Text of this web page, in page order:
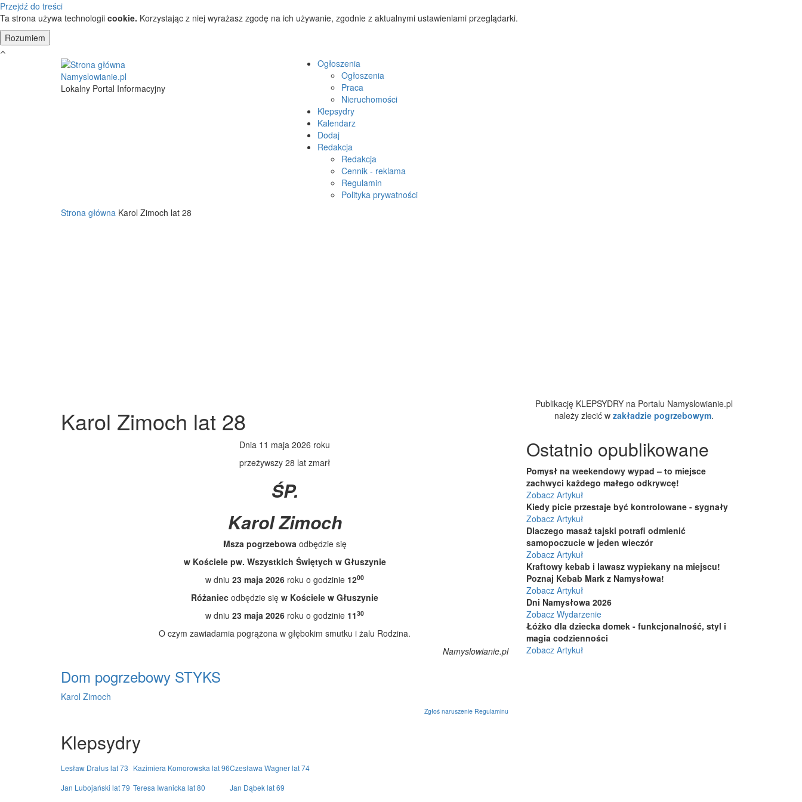
Przejdź do treści
Ta strona używa technologii cookie. Korzystając z niej wyrażasz zgodę na ich używanie, zgodnie z aktualnymi ustawieniami przeglądarki.
Namyslowianie.pl
Lokalny Portal Informacyjny
Ogłoszenia
Ogłoszenia
Praca
Nieruchomości
Klepsydry
Kalendarz
Dodaj
Redakcja
Redakcja
Cennik - reklama
Regulamin
Polityka prywatności
Strona główna Karol Zimoch lat 28
Karol Zimoch lat 28
Dnia 11 maja 2026 roku
przeżywszy 28 lat zmarł
ŚP.
Karol Zimoch
Msza pogrzebowaodbędzie się
w Kościele pw. Wszystkich Świętych w Głuszynie
w dniu 23 maja 2026 roku o godzinie 1200
Różaniec odbędzie się w Kościele w Głuszynie
w dniu 23 maja 2026 roku o godzinie 1130
O czym zawiadamia pogrążona w głębokim smutku i żalu Rodzina.
Namyslowianie.pl
Dom pogrzebowy STYKS
Karol Zimoch
Zgłoś naruszenie Regulaminu
Publikację KLEPSYDRY na Portalu Namyslowianie.pl
należy zlecić w zakładzie pogrzebowym.
Ostatnio opublikowane
Pomysł na weekendowy wypad – to miejsce
zachwyci każdego małego odkrywcę!
Zobacz Artykuł
Kiedy picie przestaje być kontrolowane - sygnały
Zobacz Artykuł
Dlaczego masaż tajski potrafi odmienić
samopoczucie w jeden wieczór
Zobacz Artykuł
Kraftowy kebab i lawasz wypiekany na miejscu!
Poznaj Kebab Mark z Namysłowa!
Zobacz Artykuł
Dni Namysłowa 2026
Zobacz Wydarzenie
Łóżko dla dziecka domek - funkcjonalność, styl i
magia codzienności
Zobacz Artykuł
Klepsydry
Lesław Drałus lat 73 Kazimiera Komorowska lat 96Czesława Wagner lat 74
Jan Lubojański lat 79 Teresa Iwanicka lat 80 Jan Dąbek lat 69